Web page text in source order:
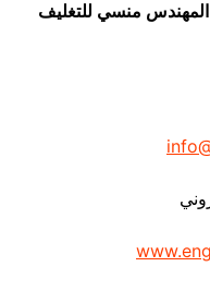
المهندس منسي للتغليف